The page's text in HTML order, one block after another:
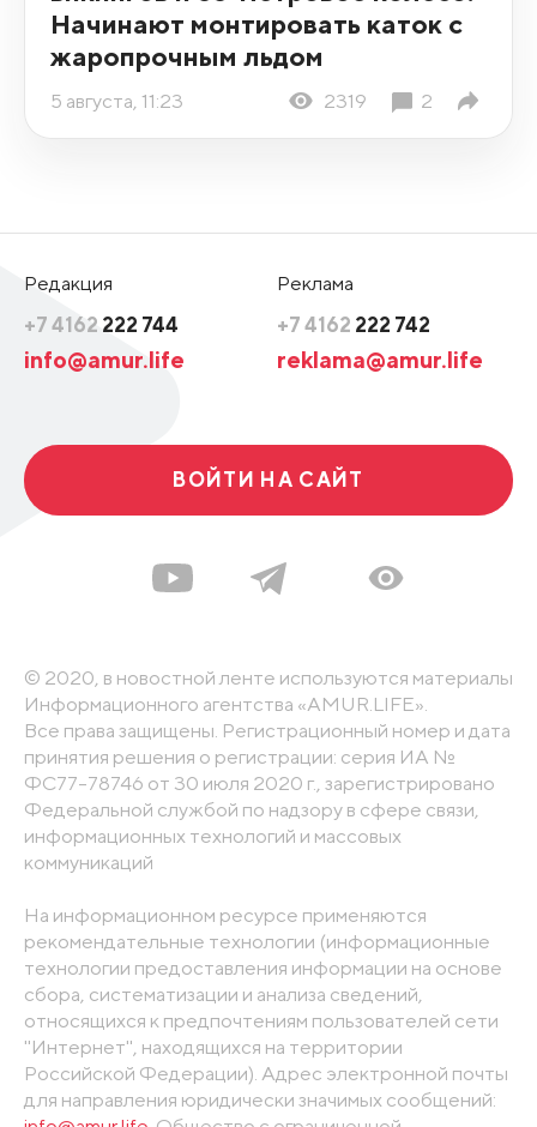
Начинают монтировать каток с
жаропрочным льдом
5 августа, 11:23 2319 2
Редакция
+7 4162 222 744
info@amur.life
Реклама
+7 4162 222 742
reklama@amur.life
ВОЙТИ НА САЙТ
© 2020, в новостной ленте используются материалы
Информационного агентства «AMUR.LIFE».
Все права защищены. Регистрационный номер и дата
принятия решения о регистрации: серия ИА №
ФС77-78746 от 30 июля 2020 г., зарегистрировано
Федеральной службой по надзору в сфере связи,
информационных технологий и массовых
коммуникаций
На информационном ресурсе применяются
рекомендательные технологии (информационные
технологии предоставления информации на основе
сбора, систематизации и анализа сведений,
относящихся к предпочтениям пользователей сети
"Интернет", находящихся на территории
Российской Федерации). Адрес электронной почты
для направления юридически значимых сообщений: